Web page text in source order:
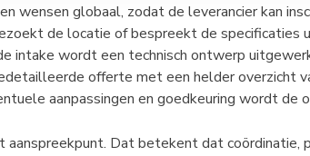
wensen globaal, zodat de leverancier kan
de locatie of bespreekt de specificaties
intake wordt een technisch ontwerp
offerte met een helder overzicht
aanpassingen en goedkeuring wordt de
Dat betekent dat coördinatie,